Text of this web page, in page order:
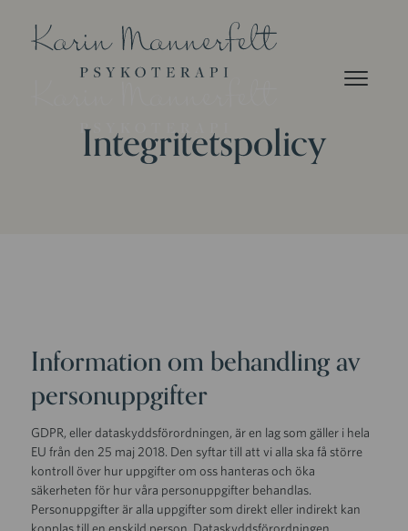
Integritetspolicy
Information om behandling av
personuppgifter
GDPR, eller dataskyddsförordningen, är en lag som gäller i hela
EU från den 25 maj 2018. Den syftar till att vi alla ska få större
kontroll över hur uppgifter om oss hanteras och öka
säkerheten för hur våra personuppgifter behandlas.
Personuppgifter är alla uppgifter som direkt eller indirekt kan
kopplas till en enskild person. Dataskyddsförordningen